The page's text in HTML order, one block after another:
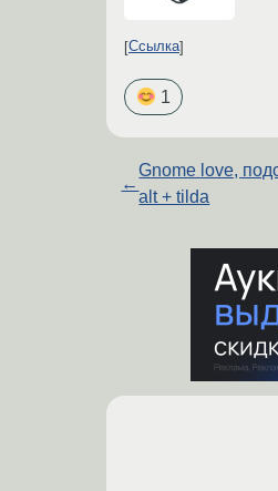
Ссылка
1
←
Gnome love,
alt + tilda